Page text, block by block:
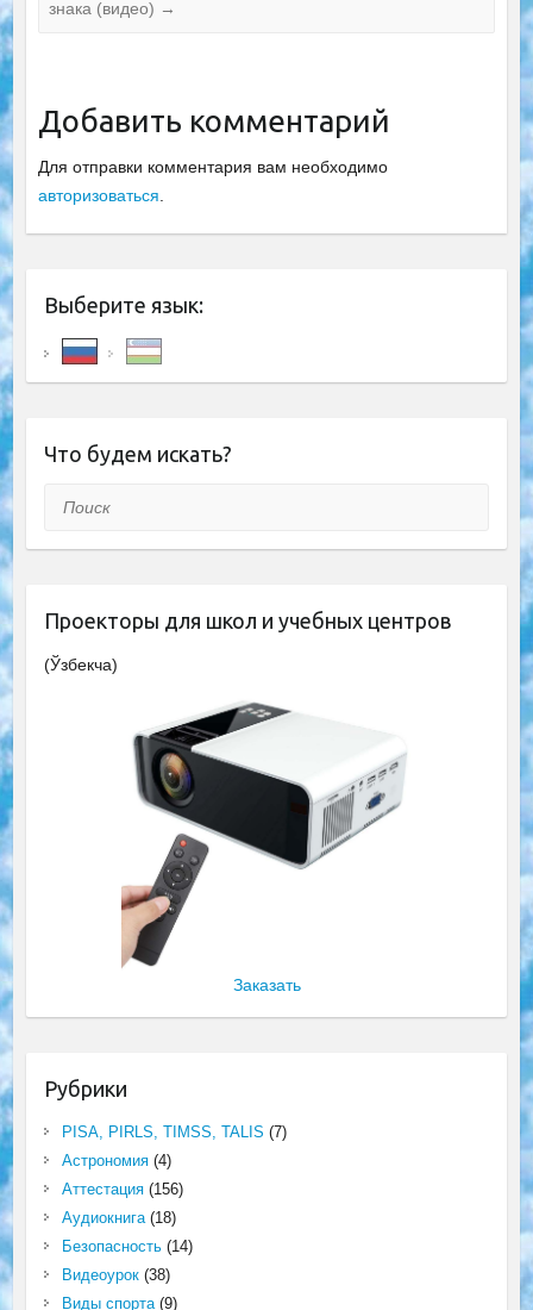
знака (видео) →
Добавить комментарий
Для отправки комментария вам необходимо
авторизоваться.
Выберите язык:
Что будем искать?
Поиск
Проекторы для школ и учебных центров
(Ўзбекча)
Заказать
Рубрики
PISA, PIRLS, TIMSS, TALIS (7)
Астрономия(4)
Аттестация(156)
Аудиокнига(18)
Безопасность(14)
Видеоурок(38)
Виды спорта(9)